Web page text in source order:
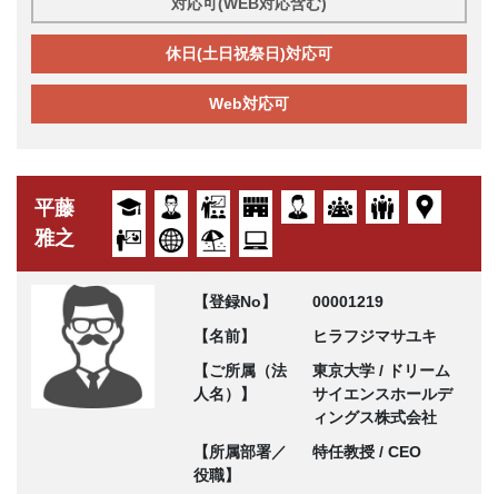
休日(土日祝祭日)対応可
Web対応可
平藤
雅之
【登録No】
00001219
【名前】
ヒラフジマサユキ
【ご所属（法
人名）】
東京大学 / ドリーム
サイエンスホールデ
ィングス株式会社
【所属部署／
役職】
特任教授 / CEO